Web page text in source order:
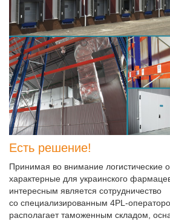
Есть решение!
Принимая во внимание логистические
характерные для украинского
интересным является сотрудничество
со специализированным 4PL-
располагает таможенным складом,